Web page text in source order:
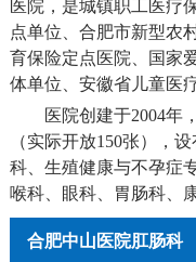
医院，是城镇职工医疗
点单位、合肥市新型农
育保险定点医院、国家
体单位、安徽省儿童医
医院创建于2004年
（实际开放150张），
科、生殖健康与不孕症
喉科、眼科、胃肠科、
合肥中山医院肛肠科